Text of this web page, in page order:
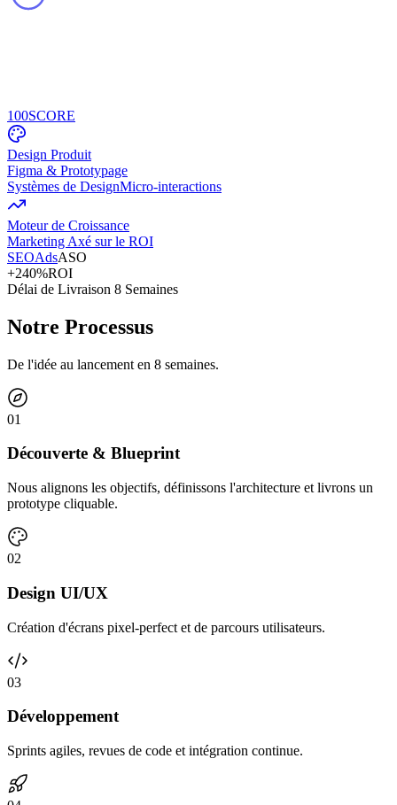
100SCORE
Design Produit
Figma & Prototypage
Systèmes de DesignMicro-interactions
Moteur de Croissance
Marketing Axé sur le ROI
SEOAdsASO
+240%ROI
Délai de Livraison 8 Semaines
Notre Processus
De l'idée au lancement en 8 semaines.
01
Découverte & Blueprint
Nous alignons les objectifs, définissons l'architecture et livrons un
prototype cliquable.
02
Design UI/UX
Création d'écrans pixel-perfect et de parcours utilisateurs.
03
Développement
Sprints agiles, revues de code et intégration continue.